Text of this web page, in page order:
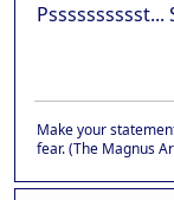
Make your
fear. (The Magnus